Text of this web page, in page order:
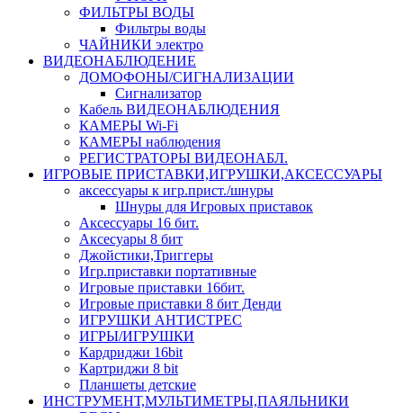
ФИЛЬТРЫ ВОДЫ
Фильтры воды
ЧАЙНИКИ электро
ВИДЕОНАБЛЮДЕНИЕ
ДОМОФОНЫ/СИГНАЛИЗАЦИИ
Сигнализатор
Кабель ВИДЕОНАБЛЮДЕНИЯ
КАМЕРЫ Wi-Fi
КАМЕРЫ наблюдения
РЕГИСТРАТОРЫ ВИДЕОНАБЛ.
ИГРОВЫЕ ПРИСТАВКИ,ИГРУШКИ,АКСЕССУАРЫ
аксесcуары к игр.прист./шнуры
Шнуры для Игровых приставок
Аксессуары 16 бит.
Аксесуары 8 бит
Джойстики,Триггеры
Игр.приставки портативные
Игровые приставки 16бит.
Игровые приставки 8 бит Денди
ИГРУШКИ АНТИСТРЕС
ИГРЫ/ИГРУШКИ
Кардриджи 16bit
Картриджи 8 bit
Планшеты детские
ИНСТРУМЕНТ,МУЛЬТИМЕТРЫ,ПАЯЛЬНИКИ